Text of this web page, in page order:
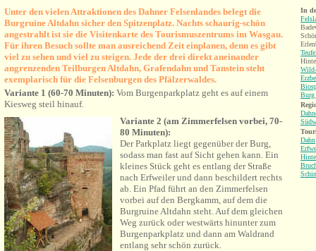
Unter den vielen Attraktionen des Dahner Felsenlandes belegt die
Burgruine Altdahn sicher den Spitzenplatz. Nachts schaurig-schön
angestrahlt ist sie die Visitenkarte des Tourismuszentrums im Wasgau.
Für ihren Besuch sollte man ausreichend Zeit einplanen, denn es gibt
viel zu sehen und viel zu steigen. Jede der drei direkt aneinander
angrenzenden TeilburgenAltdahn, Grafendahn und Tanstein steht
exemplarisch für die Felsenburgen des Pfälzerwaldes.
Variante 1 (60-70 Minuten): Vom Burgenparkplatz geht es auf einem
Kiesweg steil hinauf.
Variante 2 (am Zimmerfelsen vorbei, 70-
80 Minuten):
Der Parkplatz liegt gegenüber der Burg,
sodass man fast auf Sicht gehen kann. Ein
kleines Stück geht es entlang der Straße
nach Erfweiler und dann beschildert rechts
ab. Ein Pfad führt an den Zimmerfelsen
vorbei auf den Bergkamm, auf dem die
Burgruine Altdahn steht. Auf dem gleichen
Weg zurück oder westwärts hinunter zum
Burgenparkplatz und dann am Waldrand
entlang sehr schön zurück.
In
Burg
Dahn